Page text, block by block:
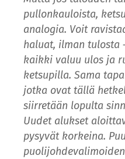
pullonkauloista,
analogia. Voit
haluat, ilman tulosta
kaikki valuu ulos ja
ketsupilla. Sama
jotka ovat tällä
siirretään lopulta
Uudet alukset
pysyvät korkeina.